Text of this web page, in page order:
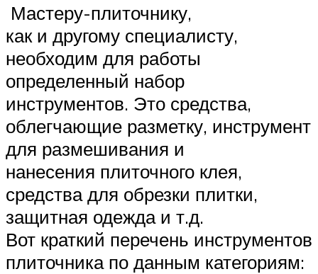
Мастеру-плиточнику,
как и другому специалисту,
необходим для работы
определенный набор
инструментов. Это средства,
облегчающие разметку, инструмент
для размешивания и
нанесения плиточного клея,
средства для обрезки плитки,
защитная одежда и т.д.
Вот краткий перечень инструментов
плиточника по данным категориям: